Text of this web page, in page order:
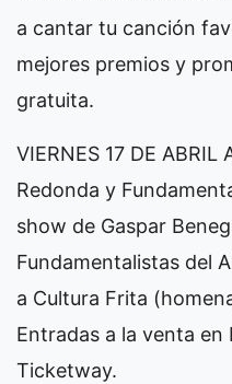
a cantar tu canción
mejores premios y
gratuita.
VIERNES 17 DE ABRIL
Redonda y
show de Gaspar
Fundamentalistas del
a Cultura Frita
Entradas a la venta
Ticketway.